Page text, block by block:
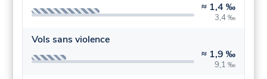
≈ 1,4 ‰
3,4 ‰
Vols sans violence
≈ 1,9 ‰
9,1 ‰